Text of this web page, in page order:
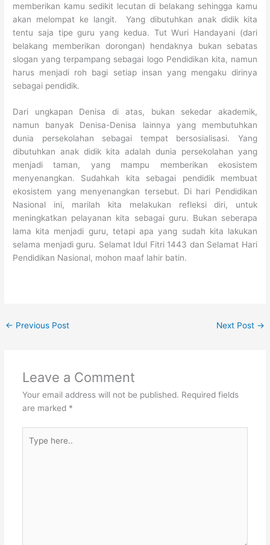
memberikan kamu sedikit lecutan di belakang sehingga kamu
akan melompat ke langit. Yang dibutuhkan anak didik kita
tentu saja tipe guru yang kedua. Tut Wuri Handayani (dari
belakang memberikan dorongan) hendaknya bukan sebatas
slogan yang terpampang sebagai logo Pendidikan kita, namun
harus menjadi roh bagi setiap insan yang mengaku dirinya
sebagai pendidik.
Dari ungkapan Denisa di atas, bukan sekedar akademik,
namun banyak Denisa-Denisa lainnya yang membutuhkan
dunia persekolahan sebagai tempat bersosialisasi. Yang
dibutuhkan anak didik kita adalah dunia persekolahan yang
menjadi taman, yang mampu memberikan ekosistem
menyenangkan. Sudahkah kita sebagai pendidik membuat
ekosistem yang menyenangkan tersebut. Di hari Pendidikan
Nasional ini, marilah kita melakukan refleksi diri, untuk
meningkatkan pelayanan kita sebagai guru. Bukan seberapa
lama kita menjadi guru, tetapi apa yang sudah kita lakukan
selama menjadi guru. Selamat Idul Fitri 1443 dan Selamat Hari
Pendidikan Nasional, mohon maaf lahir batin.
← Previous Post Next Post →
Leave a Comment
Your email address will not be published. Required fields
are marked *
here..